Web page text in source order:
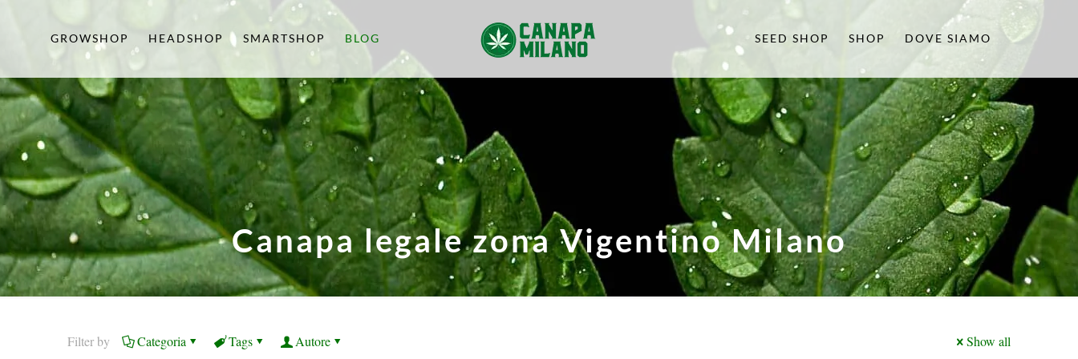
GROWSHOP HEADSHOP SMARTSHOP BLOG SEED SHOP SHOP DOVE SIAMO
Canapa legale zona Vigentino Milano
Filter by Categoria Tags Autore Show all